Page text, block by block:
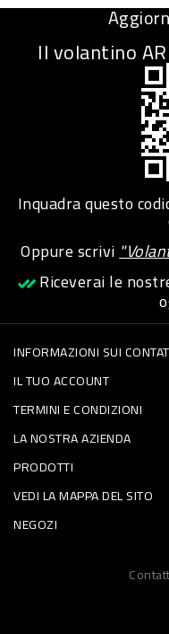
Il volantino
Inquadra questo
Oppure scrivi
Riceverai le
INFORMAZIONI SUI
IL TUO ACCOUNT
TERMINI E CONDIZIONI
LA NOSTRA AZIENDA
PRODOTTI
VEDI LA MAPPA DEL SITO
NEGOZI